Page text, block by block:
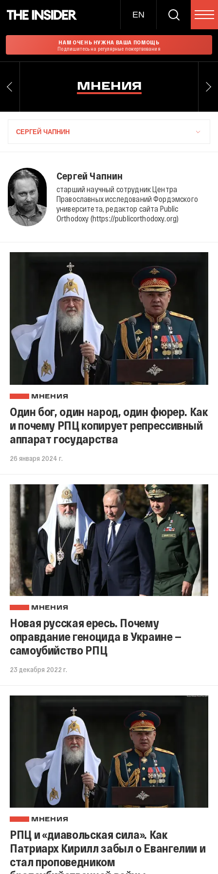
EN
НАМ ОЧЕНЬ НУЖНА ВАША ПОМОЩЬ
Подпишитесь на регулярные пожертвования
МНЕНИЯ
СЕРГЕЙ ЧАПНИН
Сергей Чапнин
старший научный сотрудник Центра
Православных исследований Фордэмского
университета, редактор сайта Public
Orthodoxy (https://publicorthodoxy.org)
МНЕНИЯ
Один бог, один народ, один фюрер. Как
и почему РПЦ копирует репрессивный
аппарат государства
26 января 2024 г.
МНЕНИЯ
Новая русская ересь. Почему
оправдание геноцида в Украине —
самоубийство РПЦ
23 декабря 2022 г.
МНЕНИЯ
РПЦ и «диавольская сила». Как
Патриарх Кирилл забыл о Евангелии и
стал проповедником